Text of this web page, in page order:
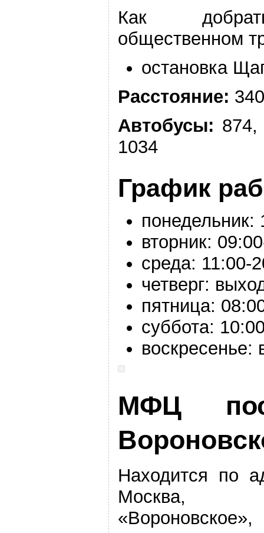
Как
общественном
остановка
Расстояние:
Автобусы:
1034
График
понедельник:
вторник:
среда: 11:00-
четверг:
пятница:
суббота:
воскресенье:
МФЦ
Находится по
Москва,